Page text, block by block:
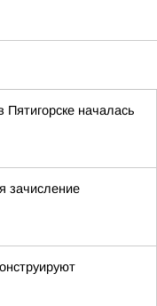
началась
зачисление